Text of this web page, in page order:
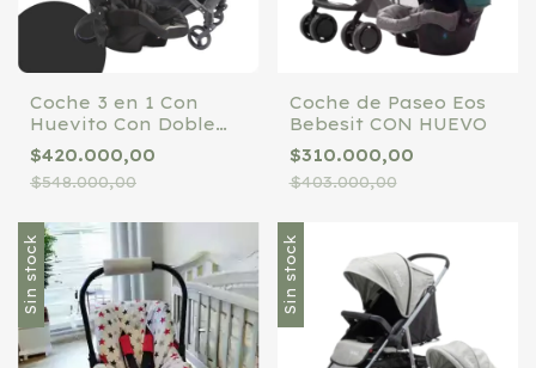
Coche 3 en 1 Con
Huevito Con Doble
Bandeja Bebesit 1370
( GRIS CON NEGRO O
NEGRO COMPLETO)
$420.000,00
$548.000,00
Coche de Paseo Eos
Bebesit CON HUEVO
$310.000,00
$403.000,00
Sin stock Sin stock